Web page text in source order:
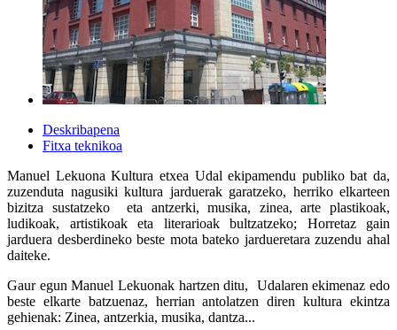
Deskribapena
Fitxa teknikoa
Manuel Lekuona Kultura etxea Udal ekipamendu publiko bat da,
zuzenduta nagusiki kultura jarduerak garatzeko, herriko elkarteen
bizitza sustatzeko eta antzerki, musika, zinea, arte plastikoak,
ludikoak, artistikoak eta literarioak bultzatzeko; Horretaz gain
jarduera desberdineko beste mota bateko jardueretara zuzendu ahal
daiteke.
Gaur egun Manuel Lekuonak hartzen ditu, Udalaren ekimenaz edo
beste elkarte batzuenaz, herrian antolatzen diren kultura ekintza
gehienak: Zinea, antzerkia, musika, dantza...